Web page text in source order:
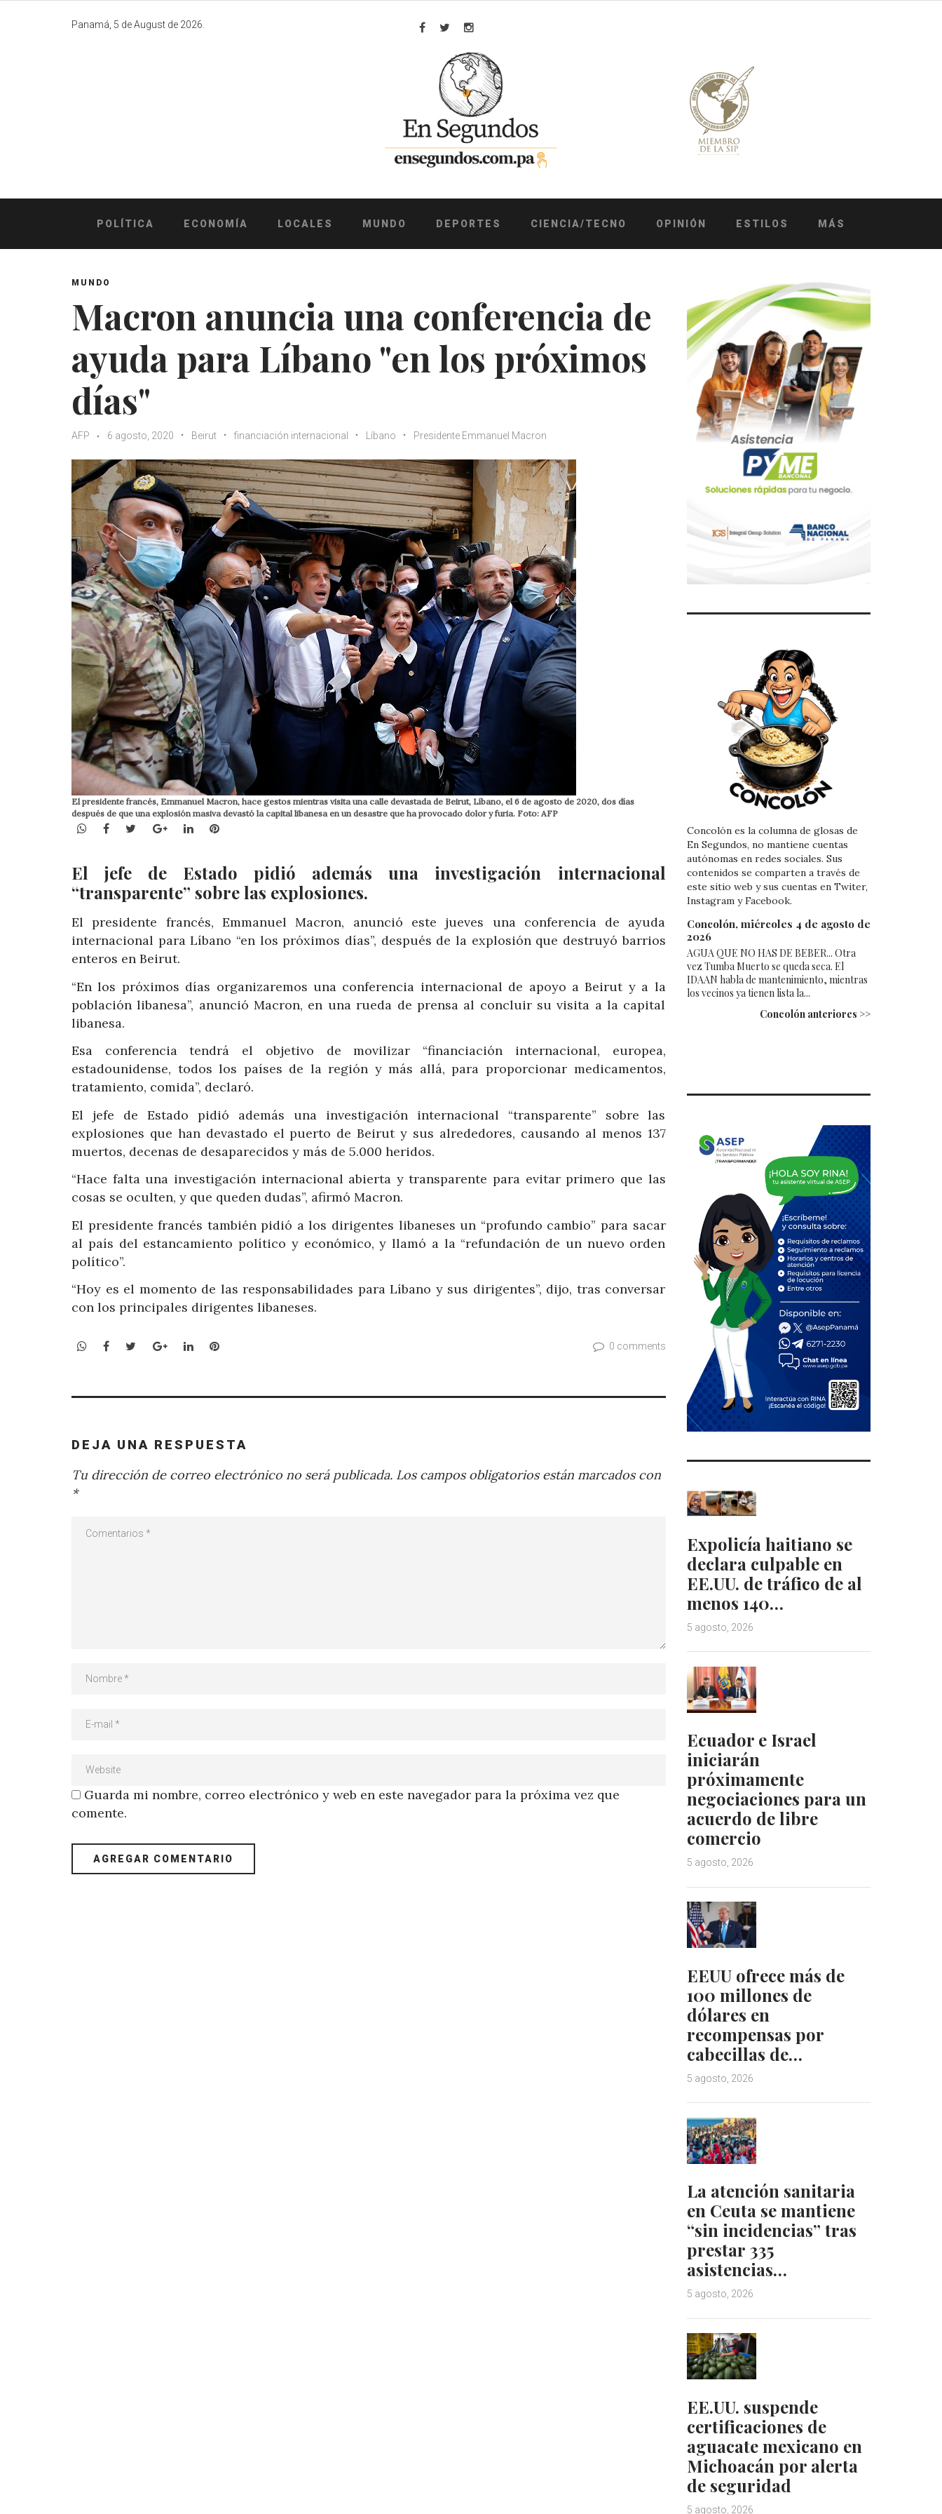
Panamá, 5 de August de 2026.
Facebook
TwitterInstagram
POLÍTICA ECONOMÍA LOCALES MUNDO DEPORTES CIENCIA/TECNO OPINIÓN ESTILOS MÁS
MUNDO
Macron anuncia una conferencia de
ayuda para Líbano "en los próximos
días"
AFP 6 agosto, 2020 Beirut financiación internacional Líbano Presidente Emmanuel Macron
El presidente francés, Emmanuel Macron, hace gestos mientras visita una calle devastada de Beirut, Líbano, el 6 de agosto de 2020, dos días
después de que una explosión masiva devastó la capital libanesa en un desastre que ha provocado dolor y furia. Foto: AFP
WhatsApp
Facebook
TwitterGoogle+LinkedInPinterest
El jefe de Estado pidió además una investigación internacional
“transparente” sobre las explosiones.
El presidente francés, Emmanuel Macron, anunció este jueves una conferencia de ayuda
internacional para Líbano “en los próximos días”, después de la explosión que destruyó barrios
enteros en Beirut.
“En los próximos días organizaremos una conferencia internacional de apoyo a Beirut y a la
población libanesa”, anunció Macron, en una rueda de prensa al concluir su visita a la capital
libanesa.
Esa conferencia tendrá el objetivo de movilizar “financiación internacional, europea,
estadounidense, todos los países de la región y más allá, para proporcionar medicamentos,
tratamiento, comida”, declaró.
El jefe de Estado pidió además una investigación internacional “transparente” sobre las
explosiones que han devastado el puerto de Beirut y sus alrededores, causando al menos 137
muertos, decenas de desaparecidos y más de 5.000 heridos.
“Hace falta una investigación internacional abierta y transparente para evitar primero que las
cosas se oculten, y que queden dudas”, afirmó Macron.
El presidente francés también pidió a los dirigentes libaneses un “profundo cambio” para sacar
al país del estancamiento político y económico, y llamó a la “refundación de un nuevo orden
político”.
“Hoy es el momento de las responsabilidades para Líbano y sus dirigentes”, dijo, tras conversar
con los principales dirigentes libaneses.
WhatsApp
Facebook
TwitterGoogle+LinkedInPinterest 0 comments
DEJA UNA RESPUESTA
Tu dirección de correo electrónico no será publicada. Los campos obligatorios están marcados con
*
Guarda mi nombre, correo electrónico y web en este navegador para la próxima vez que
comente.
Concolón es la columna de glosas de
En Segundos, no mantiene cuentas
autónomas en redes sociales. Sus
contenidos se comparten a través de
este sitio web y sus cuentas en Twiter,
Instagram y Facebook.
Concolón, miércoles 4 de agosto de
2026
AGUA QUE NO HAS DE BEBER... Otra
vez Tumba Muerto se queda seca. El
IDAAN habla de mantenimiento, mientras
los vecinos ya tienen lista la...
Concolón anteriores >>
Expolicía haitiano se
declara culpable en
EE.UU. de tráfico de al
menos 140…
5 agosto, 2026
Ecuador e Israel
iniciarán
próximamente
negociaciones para un
acuerdo de libre
comercio
5 agosto, 2026
EEUU ofrece más de
100 millones de
dólares en
recompensas por
cabecillas de…
5 agosto, 2026
La atención sanitaria
en Ceuta se mantiene
“sin incidencias” tras
prestar 335
asistencias…
5 agosto, 2026
EE.UU. suspende
certificaciones de
aguacate mexicano en
Michoacán por alerta
de seguridad
5 agosto, 2026